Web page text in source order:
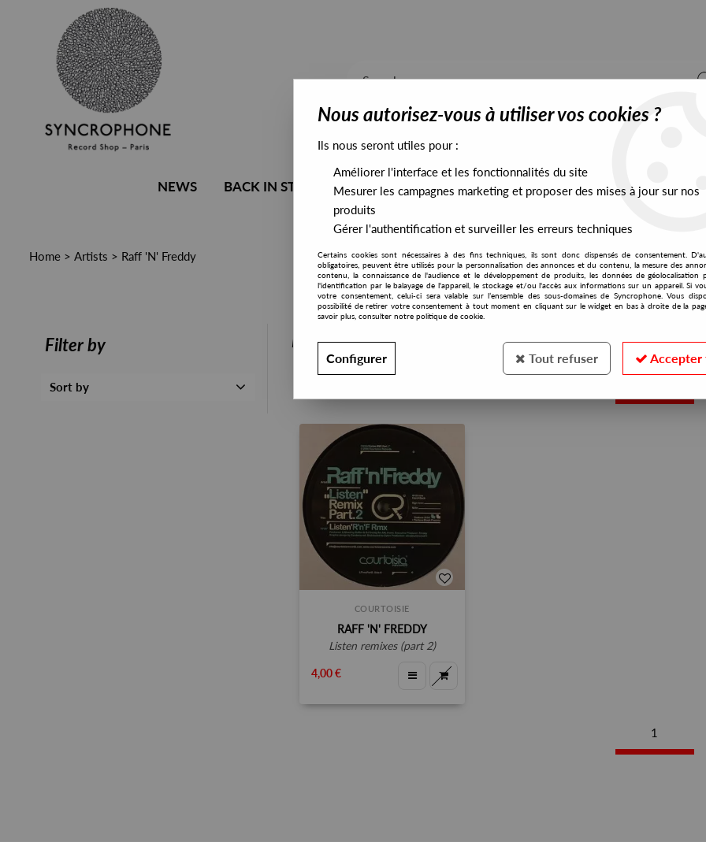
NEWS BACK IN STOCK ALL STOCK EXCLUSIVES PRESALES EXCLUSIVES
Home > Artists > Raff 'N' Freddy
Filter by
Sort by
PRESALES EXCLUSIVES
COURTOISIE
RAFF 'N' FREDDY
listen remixes (part 2)
4,00 €
1
Nous autorisez-vous à utiliser vos cookies ?
Ils nous seront utiles pour :
Améliorer l'interface et les fonctionnalités du site
Mesurer les campagnes marketing et proposer des mises à jour sur nos
produits
Gérer l'authentification et surveiller les erreurs techniques
Certains cookies sont nécessaires à des fins techniques, ils sont donc dispensés de consentement.
obligatoires, peuvent être utilisés pour la personnalisation des annonces et du contenu, la mesure des
contenu, la connaissance de l'audience et le développement de produits, les données de géolocalisation
l'identification par le balayage de l'appareil, le stockage et/ou l'accès aux informations sur un appareil. Si
votre consentement, celui-ci sera valable sur l’ensemble des sous-domaines de Syncrophone. Vous
possibilité de retirer votre consentement à tout moment en cliquant sur le widget en bas à droite de la
savoir plus, consulter notre politique de cookie.
Configurer Tout refuser Accepter